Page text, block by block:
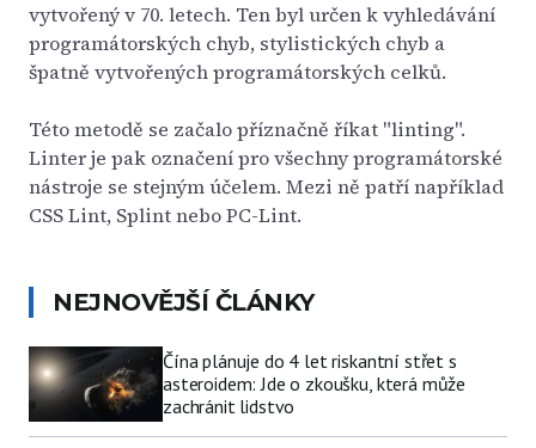
vytvořený v 70. letech. Ten byl určen k vyhledávání
programátorských chyb, stylistických chyb a
špatně vytvořených programátorských celků.
Této metodě se začalo příznačně říkat "linting".
Linter je pak označení pro všechny programátorské
nástroje se stejným účelem. Mezi ně patří například
CSS Lint, Splint nebo PC-Lint.
NEJNOVĚJŠÍ ČLÁNKY
Čína plánuje do 4 let riskantní střet s
asteroidem: Jde o zkoušku, která může
zachránit lidstvo